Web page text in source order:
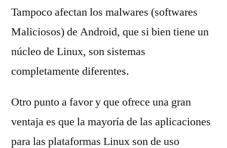
Tampoco afectan los malwares (softwares
Maliciosos) de Android, que si bien tiene un
núcleo de Linux, son sistemas
completamente diferentes.
Otro punto a favor y que ofrece una gran
ventaja es que la mayoría de las aplicaciones
para las plataformas Linux son de uso